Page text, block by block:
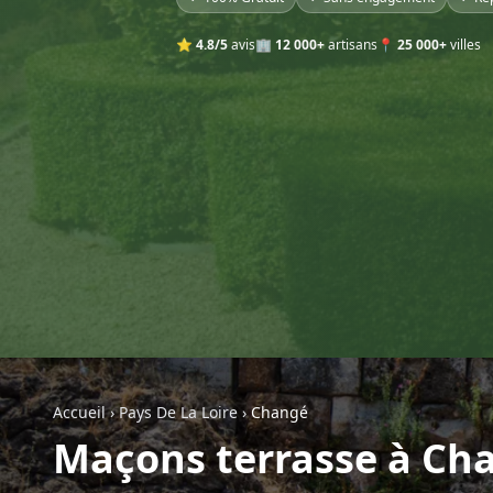
⭐ 4.8/5avis🏢 12 000+artisans 📍 25 000+villes
Accueil›Pays De La Loire ›Changé
Maçons terrasse à